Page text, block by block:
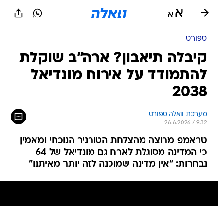
ספורט
קיבלה תיאבון? ארה"ב שוקלת
להתמודד על אירוח מונדיאל
2038
מערכת וואלה ספורט
26.6.2026 / 9:32
טראמפ מרוצה מהצלחת הטורניר הנוכחי ומאמין
כי המדינה מסוגלת לארח גם מונדיאל של 64
נבחרות: "אין מדינה שמוכנה לזה יותר מאיתנו"